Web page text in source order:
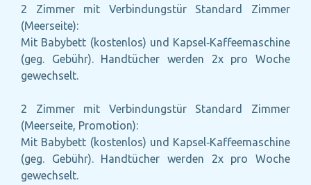
2 Zimmer mit Verbindungstür Standard Zimmer
(Meerseite):
Mit Babybett (kostenlos) und Kapsel‑Kaffeemaschine
(geg. Gebühr). Handtücher werden 2x pro Woche
gewechselt.
2 Zimmer mit Verbindungstür Standard Zimmer
(Meerseite, Promotion):
Mit Babybett (kostenlos) und Kapsel‑Kaffeemaschine
(geg. Gebühr). Handtücher werden 2x pro Woche
gewechselt.